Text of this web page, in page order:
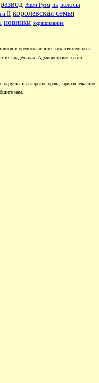
Эшли Грэм вк волосы
II королевская семья
новинки окрашивание
и предоставляются исключительно в
их владельцам. Администрация сайта
авторские права, принадлежащие
нам.